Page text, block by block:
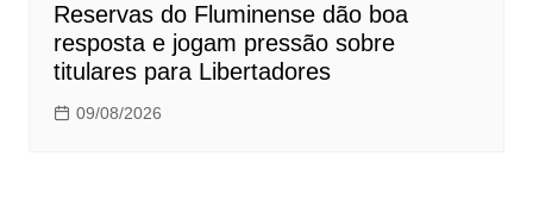
Reservas do Fluminense dão boa
resposta e jogam pressão sobre
titulares para Libertadores
09/08/2026